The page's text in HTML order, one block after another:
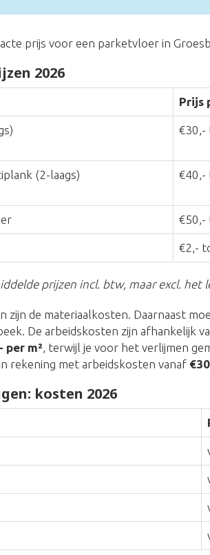
prijs voor een parketvloer in
2026
Prijs
€30,-
(2-laags) €40,-
€50,-
€2,-
prijzen incl. btw, maar excl. het
zijn de materiaalkosten. Daarnaast
De arbeidskosten zijn afhankelijk
per m², terwijl je voor het verlijmen
rekening met arbeidskosten vanaf
kosten 2026